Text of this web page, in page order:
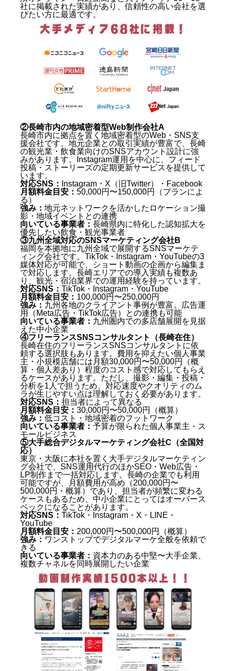
社に掲載された実績があり、信頼性の高い会社を選
びたい方に最適です。
②長崎市内の地域密着型Web制作会社A
長崎市内に拠点を置く地域密着型のWeb・SNS支
援会社です。地元企業との取引実績が豊富で、長崎
の観光業・飲食業向けのSNSアカウント設計に強
みがあります。Instagram運用を中心に、フィード
投稿・ストーリーズの定期更新サービスを提供して
います。
対応SNS：
Instagram・X（旧Twitter）・Facebook
月額料金目安： 50,000円〜150,000円（プランによ
る）
強み： 地元ネットワークを活かしたロケーション撮
影・地域イベントとの連携
向いている事業者： 長崎県内に特化した認知拡大を
優先したい飲食・観光事業者
③九州全域対応のSNSマーケティング会社B
福岡を本拠地に九州全域で展開するSNSマーケテ
ィング会社です。TikTok・Instagram・YouTubeの3
媒体対応が可能で、ショート動画の企画から編集ま
で対応します。長崎エリアでの導入実績も複数あ
り、観光・宿泊業界での運用経験を持っています。
対応SNS： TikTok・Instagram・YouTube
月額料金目安： 100,000円〜250,000円
強み： 九州各地のクライアント事例が豊富。広告運
用（Meta広告・TikTok広告）との連携も可能
向いている事業者： 九州圏内での多店舗展開を見据
えた中小企業
④フリーランスSNSコンサルタント（長崎在住）
長崎在住のフリーランスSNSコンサルタントに依
頼する選択肢もあります。費用を抑えたい個人事業
主・小規模店舗には月額30,000円〜50,000円（概
算・個人差あり）程度のコスト感で対応してもらえ
るケースがあります。ただし、撮影・編集・投稿・
分析を1人で担うため、対応速度やクオリティのム
ラが生じやすい点は理解しておく必要があります。
対応SNS： 担当者によって異なる
月額料金目安： 30,000円〜50,000円（概算）
強み： 低コスト・地域密着のフットワーク
向いている事業者： 予算が限られた個人事業主・ス
モールビジネス
⑤大手総合デジタルマーケティング会社C（全国対
応）
東京・大阪に本社を置く大手デジタルマーケティン
グ会社で、SNS運用代行のほかSEO・Web広告・
LP制作まで一括対応します。長崎の企業でも利用
可能ですが、月額費用が高め（200,000円〜
500,000円・概算）であり、担当者が頻繁に変わる
ケースもあるため、中小企業にとってはオーバース
ペックになることがあります。
対応SNS： TikTok・Instagram・X・LINE・
YouTube
月額料金目安： 200,000円〜500,000円（概算）
強み： ワンストップでデジタルマーケ全般を依頼で
きる
向いている事業者： 資本力のある中堅〜大手企業、
複数チャネルを同時展開したい企業